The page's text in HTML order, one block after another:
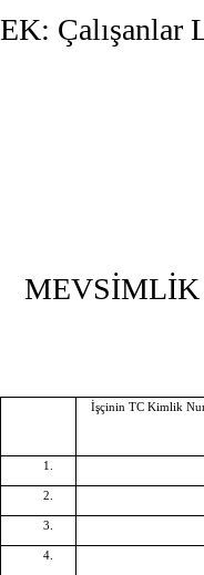
EK: Çalışanlar
MEVSİMLİK
İşçinin TC Kimlik
1.
2.
3.
4.